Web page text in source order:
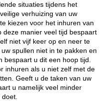
situaties tijdens het
verhuizing van uw
kiezen voor het inhuren van
deze manier veel tijd bespaart
niet vijf keer op en neer te
spullen niet in te pakken en
bespaart u dit een hoop tijd.
inhuren als u niet zelf met de
Geeft u de taken van uw
u namelijk veel minder